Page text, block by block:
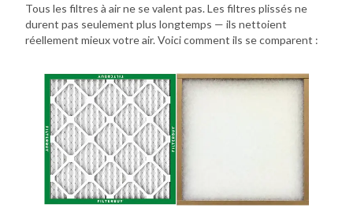
Tous les filtres à air ne se valent pas. Les filtres plissés ne
durent pas seulement plus longtemps — ils nettoient
réellement mieux votre air. Voici comment ils se comparent :